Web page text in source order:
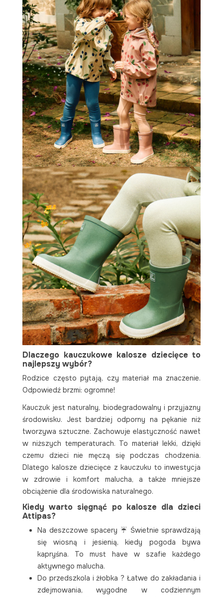
Dlaczego kauczukowe kalosze dziecięce to
najlepszy wybór?
Rodzice często pytają, czy materiał ma znaczenie.
Odpowiedź brzmi: ogromne!
Kauczuk jest naturalny, biodegradowalny i przyjazny
środowisku. Jest bardziej odporny na pękanie niż
tworzywa sztuczne. Zachowuje elastyczność nawet
w niższych temperaturach. To materiał lekki, dzięki
czemu dzieci nie męczą się podczas chodzenia.
Dlatego kalosze dziecięce z kauczuku to inwestycja
w zdrowie i komfort malucha, a także mniejsze
obciążenie dla środowiska naturalnego.
Kiedy warto sięgnąć po kalosze dla dzieci
Attipas?
Na deszczowe spacery ☔ Świetnie sprawdzają
się wiosną i jesienią, kiedy pogoda bywa
kapryśna. To must have w szafie każdego
aktywnego malucha.
Do przedszkola i żłobka ? Łatwe do zakładania i
zdejmowania, wygodne w codziennym